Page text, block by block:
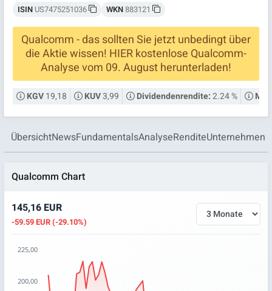
ISIN US7475251036 WKN883121
Qualcomm - das sollten Sie jetzt unbedingt über
die Aktie wissen! HIER kostenlose Qualcomm-
Analyse vom 09. August herunterladen!
KGV19,18 KUV3,99 Dividendenrendite:2.24 %
ÜbersichtNewsFundamentalsAnalyseRenditeUnternehmen
Qualcomm Chart
145,16 EUR
-59.59 EUR (-29.10%)
200,00
225,00